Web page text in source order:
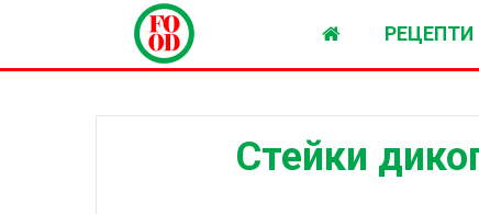
РЕЦЕПТИ
Стейки